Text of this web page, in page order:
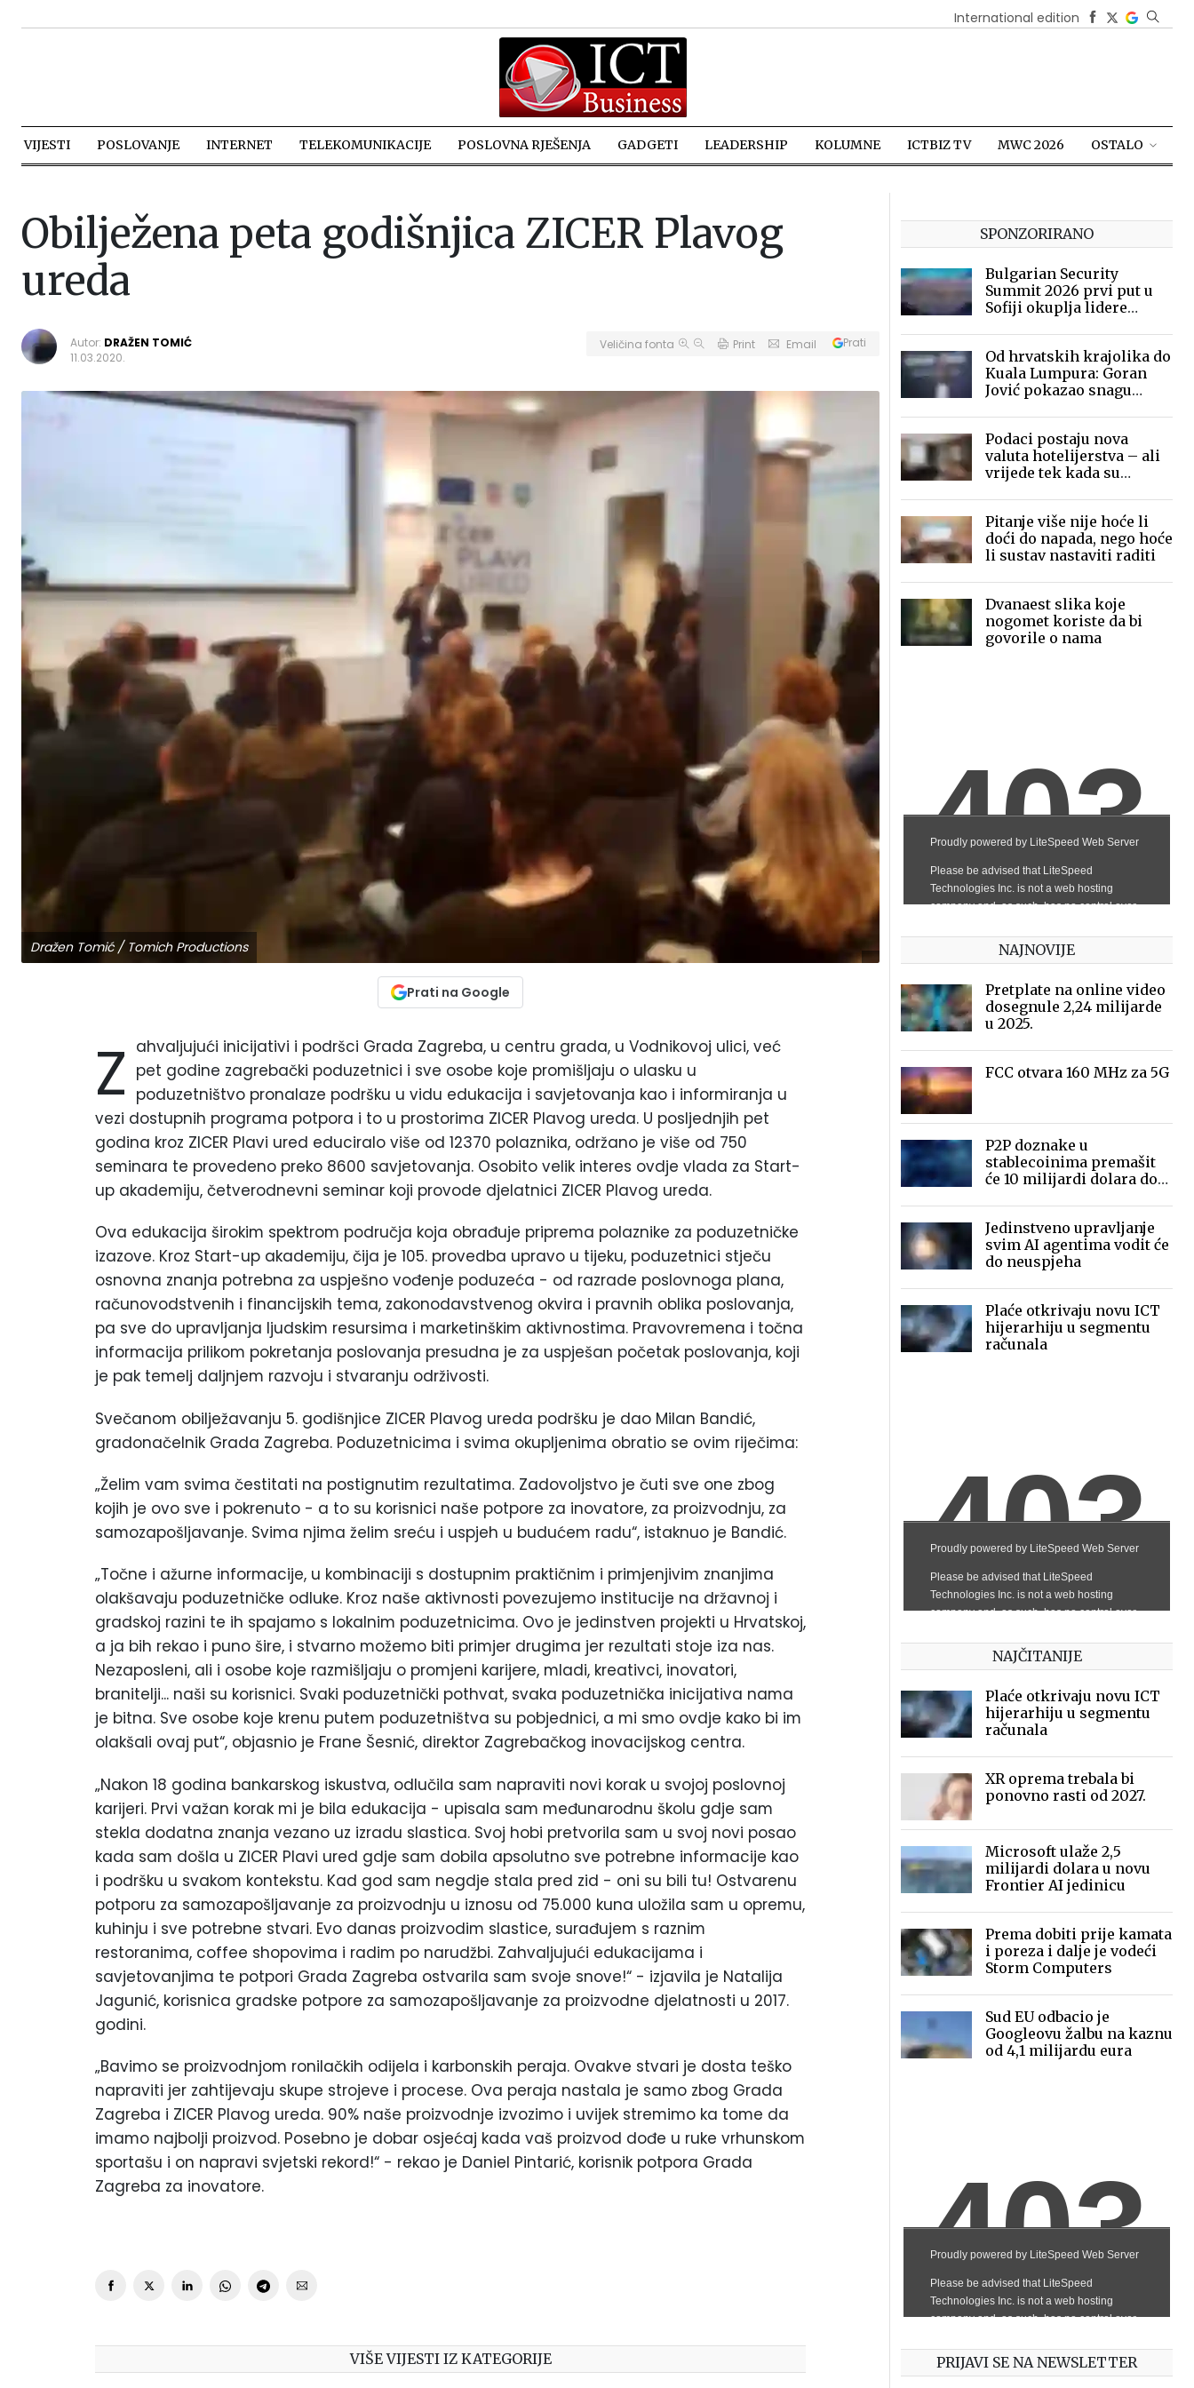
International edition
VIJESTI POSLOVANJE INTERNET TELEKOMUNIKACIJE POSLOVNA RJEŠENJA GADGETI LEADERSHIP KOLUMNE ICTBIZ TV MWC 2026 OSTALO
Obilježena peta godišnjica ZICER Plavog
ureda
Autor: DRAŽEN TOMIĆ
11.03.2020.
Veličina fonta Print Email Prati
Dražen Tomić / Tomich Productions
Prati na Google
Z ahvaljujući inicijativi i podršci Grada Zagreba, u centru grada, u Vodnikovoj ulici, već
pet godine zagrebački poduzetnici i sve osobe koje promišljaju o ulasku u
poduzetništvo pronalaze podršku u vidu edukacija i savjetovanja kao i informiranja u
vezi dostupnih programa potpora i to u prostorima ZICER Plavog ureda. U posljednjih pet
godina kroz ZICER Plavi ured educiralo više od 12370 polaznika, održano je više od 750
seminara te provedeno preko 8600 savjetovanja. Osobito velik interes ovdje vlada za Start-
up akademiju, četverodnevni seminar koji provode djelatnici ZICER Plavog ureda.
Ova edukacija širokim spektrom područja koja obrađuje priprema polaznike za poduzetničke
izazove. Kroz Start-up akademiju, čija je 105. provedba upravo u tijeku, poduzetnici stječu
osnovna znanja potrebna za uspješno vođenje poduzeća - od razrade poslovnoga plana,
računovodstvenih i financijskih tema, zakonodavstvenog okvira i pravnih oblika poslovanja,
pa sve do upravljanja ljudskim resursima i marketinškim aktivnostima. Pravovremena i točna
informacija prilikom pokretanja poslovanja presudna je za uspješan početak poslovanja, koji
je pak temelj daljnjem razvoju i stvaranju održivosti.
Svečanom obilježavanju 5. godišnjice ZICER Plavog ureda podršku je dao Milan Bandić,
gradonačelnik Grada Zagreba. Poduzetnicima i svima okupljenima obratio se ovim riječima:
„Želim vam svima čestitati na postignutim rezultatima. Zadovoljstvo je čuti sve one zbog
kojih je ovo sve i pokrenuto - a to su korisnici naše potpore za inovatore, za proizvodnju, za
samozapošljavanje. Svima njima želim sreću i uspjeh u budućem radu“, istaknuo je Bandić.
„Točne i ažurne informacije, u kombinaciji s dostupnim praktičnim i primjenjivim znanjima
olakšavaju poduzetničke odluke. Kroz naše aktivnosti povezujemo institucije na državnoj i
gradskoj razini te ih spajamo s lokalnim poduzetnicima. Ovo je jedinstven projekti u Hrvatskoj,
a ja bih rekao i puno šire, i stvarno možemo biti primjer drugima jer rezultati stoje iza nas.
Nezaposleni, ali i osobe koje razmišljaju o promjeni karijere, mladi, kreativci, inovatori,
branitelji... naši su korisnici. Svaki poduzetnički pothvat, svaka poduzetnička inicijativa nama
je bitna. Sve osobe koje krenu putem poduzetništva su pobjednici, a mi smo ovdje kako bi im
olakšali ovaj put“, objasnio je Frane Šesnić, direktor Zagrebačkog inovacijskog centra.
„Nakon 18 godina bankarskog iskustva, odlučila sam napraviti novi korak u svojoj poslovnoj
karijeri. Prvi važan korak mi je bila edukacija - upisala sam međunarodnu školu gdje sam
stekla dodatna znanja vezano uz izradu slastica. Svoj hobi pretvorila sam u svoj novi posao
kada sam došla u ZICER Plavi ured gdje sam dobila apsolutno sve potrebne informacije kao
i podršku u svakom kontekstu. Kad god sam negdje stala pred zid - oni su bili tu! Ostvarenu
potporu za samozapošljavanje za proizvodnju u iznosu od 75.000 kuna uložila sam u opremu,
kuhinju i sve potrebne stvari. Evo danas proizvodim slastice, surađujem s raznim
restoranima, coffee shopovima i radim po narudžbi. Zahvaljujući edukacijama i
savjetovanjima te potpori Grada Zagreba ostvarila sam svoje snove!“ - izjavila je Natalija
Jagunić, korisnica gradske potpore za samozapošljavanje za proizvodne djelatnosti u 2017.
godini.
„Bavimo se proizvodnjom ronilačkih odijela i karbonskih peraja. Ovakve stvari je dosta teško
napraviti jer zahtijevaju skupe strojeve i procese. Ova peraja nastala je samo zbog Grada
Zagreba i ZICER Plavog ureda. 90% naše proizvodnje izvozimo i uvijek stremimo ka tome da
imamo najbolji proizvod. Posebno je dobar osjećaj kada vaš proizvod dođe u ruke vrhunskom
sportašu i on napravi svjetski rekord!“ - rekao je Daniel Pintarić, korisnik potpora Grada
Zagreba za inovatore.
VIŠE VIJESTI IZ KATEGORIJE
SPONZORIRANO
Bulgarian Security
Summit 2026 prvi put u
Sofiji okuplja lidere
Od hrvatskih krajolika do
Kuala Lumpura: Goran
Jović pokazao snagu
Podaci postaju nova
valuta hotelijerstva – ali
vrijede tek kada su
Pitanje više nije hoće li
doći do napada, nego hoće
li sustav nastaviti raditi
Dvanaest slika koje
nogomet koriste da bi
govorile o nama
NAJNOVIJE
Pretplate na online video
dosegnule 2,24 milijarde
u 2025.
FCC otvara 160 MHz za 5G
P2P doznake u
stablecoinima premašit
će 10 milijardi dolara do
Jedinstveno upravljanje
svim AI agentima vodit će
do neuspjeha
Plaće otkrivaju novu ICT
hijerarhiju u segmentu
računala
NAJČITANIJE
Plaće otkrivaju novu ICT
hijerarhiju u segmentu
računala
XR oprema trebala bi
ponovno rasti od 2027.
Microsoft ulaže 2,5
milijardi dolara u novu
Frontier AI jedinicu
Prema dobiti prije kamata
i poreza i dalje je vodeći
Storm Computers
Sud EU odbacio je
Googleovu žalbu na kaznu
od 4,1 milijardu eura
PRIJAVI SE NA NEWSLETTER